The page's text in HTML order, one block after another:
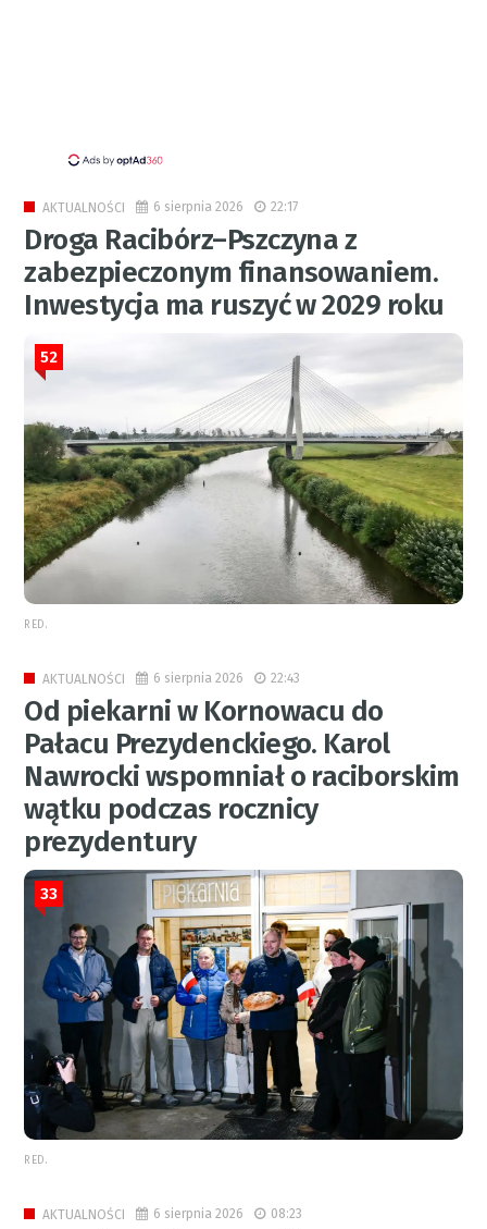
AKTUALNOŚCI 6 sierpnia 2026 22:17
Droga Racibórz–Pszczyna z
zabezpieczonym finansowaniem.
Inwestycja ma ruszyć w 2029 roku
52
RED.
AKTUALNOŚCI 6 sierpnia 2026 22:43
Od piekarni w Kornowacu do
Pałacu Prezydenckiego. Karol
Nawrocki wspomniał o raciborskim
wątku podczas rocznicy
prezydentury
33
RED.
AKTUALNOŚCI 6 sierpnia 2026 08:23